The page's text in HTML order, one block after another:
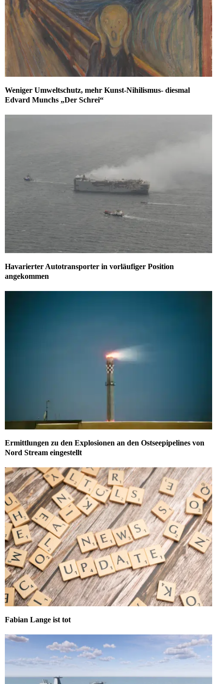
Weniger Umweltschutz, mehr Kunst-Nihilismus- diesmal
Edvard Munchs „Der Schrei“
Havarierter Autotransporter in vorläufiger Position
angekommen
Ermittlungen zu den Explosionen an den Ostseepipelines von
Nord Stream eingestellt
Fabian Lange ist tot